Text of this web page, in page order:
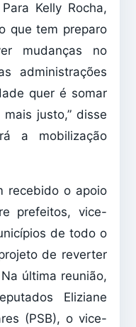
Kelly Rocha,
que tem preparo
mudanças no
administrações
quer é somar
justo,” disse
a mobilização
recebido o apoio
prefeitos, vice-
de todo o
de reverter
última reunião,
Eliziane
(PSB), o vice-